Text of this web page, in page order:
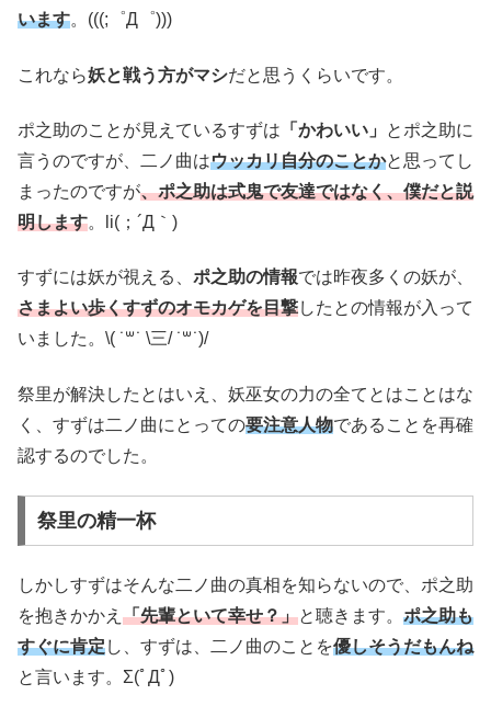
います。(((;゜Д゜)))
これなら妖と戦う方がマシだと思うくらいです。
ポ之助のことが見えているすずは 「かわいい」
とポ之助に
言うのですが、二ノ曲はウッカリ自分のことかと思ってし
まったのですが、ポ之助は式鬼で友達ではなく、僕だと説
明します。li(；´Д｀)
すずには妖が視える、 ポ之助の情報では昨夜多くの妖が、
さまよい歩くすずのオモカゲを目撃したとの情報が入って
いました。\( ˙꒳​˙ \三/ ˙꒳​˙)/
祭里が解決したとはいえ、妖巫女の力の全てとはことはな
く、すずは二ノ曲にとっての要注意人物であることを再確
認するのでした。
祭里の精一杯
しかしすずはそんな二ノ曲の真相を知らないので、ポ之助
を抱きかかえ 「先輩といて幸せ？」と聴きます。 ポ之助も
すぐに肯定し、すずは、二ノ曲のことを優しそうだもんね
と言います。Σ(ﾟДﾟ)